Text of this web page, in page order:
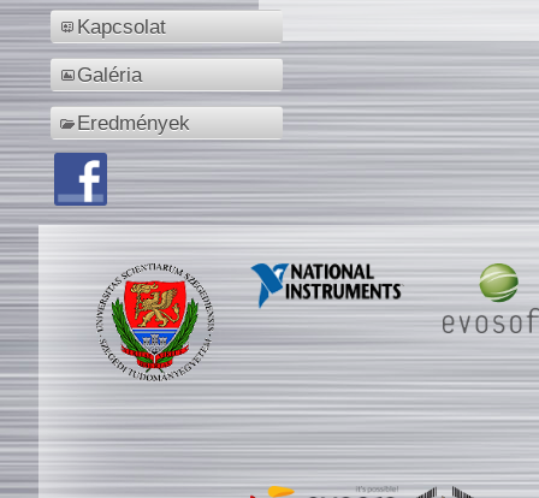
Kapcsolat
Galéria
Eredmények